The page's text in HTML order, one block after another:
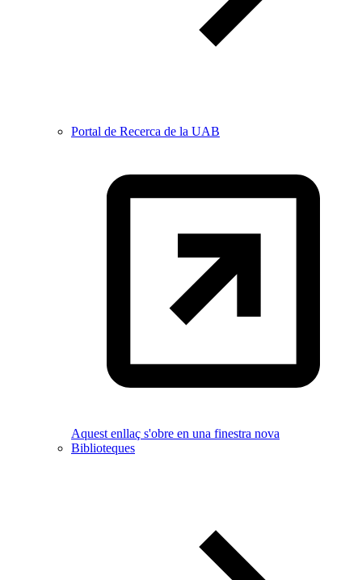
Portal de Recerca de la UAB
Aquest enllaç s'obre en una finestra nova
Biblioteques